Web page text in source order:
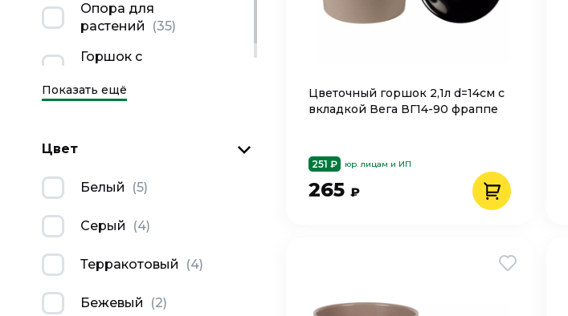
Опора для
растений
(35)
Горшок с
Показать ещё
Цвет
Белый (5)
Серый (4)
Терракотовый (4)
Бежевый (2)
Цветочный горшок 2,1л d=14см с
вкладкой Вега ВГ14-90 фраппе
251 ₽ юр. лицам и ИП
265 ₽